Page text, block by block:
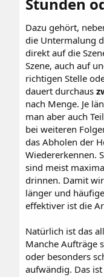
Dazu gehört,
die Untermalung
direkt auf die
Szene, auch auf
richtigen Stelle
dauert durchaus
nach Menge. Je
man aber auch
bei weiteren
das Abholen der
Wiedererkennen.
sind meist
drinnen. Damit
länger und
effektiver ist die
Natürlich ist das
Manche Aufträge
oder besonders
aufwändig. Das